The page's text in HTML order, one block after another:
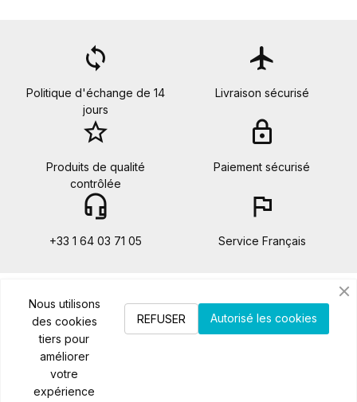
loop
Politique d'échange de 14
jours
flight
Livraison sécurisé
star_border
Produits de qualité
contrôlée
lock
Paiement sécurisé
headset_mic
+33 1 64 03 71 05
flag
Service Français
Catégories 
Notre société
Contactez-nous
Nous utilisons
des cookies
tiers pour
améliorer
votre
expérience
Autorisé les cookies
REFUSER